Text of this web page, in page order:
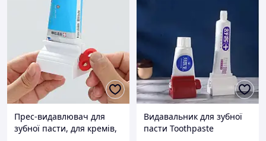
Прес-видавлювач для
зубної пасти, для кремів,
Видавальник для зубної
пасти Toothpaste